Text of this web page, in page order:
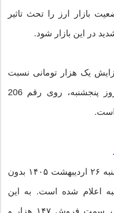
بازار ارز را تحث تاثیر
در این بازار شود.
یک هزار تومانی نسبت
به آخرین رقم معاملاتی روز پنجشنبه، روی رقم 206
است.
قیمت دلار توافقی امروز شنبه ۲۶ اردیبهشت ۱۴۰۵ بدون
اعلام شده است. به این
ترتیب قیمت دلار توافقی در سمت فروش ۱۴۷ هزار و